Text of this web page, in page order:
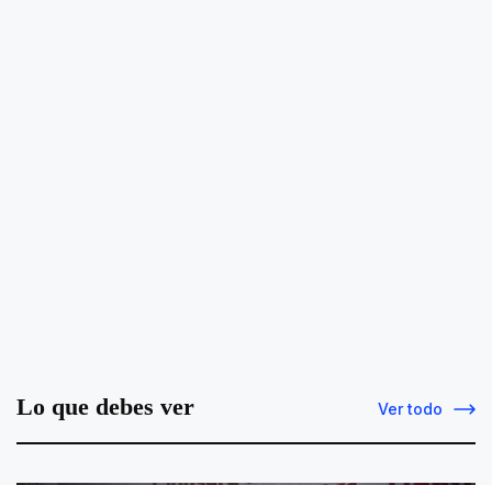
Lo que debes ver Ver todo